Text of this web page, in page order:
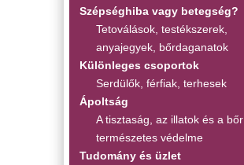
Szépséghiba vagy betegség?
Tetoválások, testékszerek,
anyajegyek, bőrdaganatok
Különleges csoportok
Serdülők, férfiak, terhesek
Ápoltság
A tisztaság, az illatok és a bőr
természetes védelme
Tudomány és üzlet